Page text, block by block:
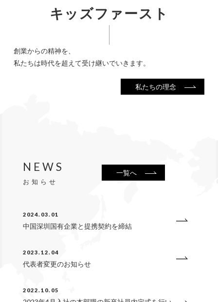
キッズファースト
創業からの精神を、
私たちは時代を超えて受け継いでいきます。
私たちの理念
NEWS
お知らせ
一覧へ
2024.03.01
中国深圳国有企業と提携契約を締結
2023.12.04
代表者変更のお知らせ
2022.10.05